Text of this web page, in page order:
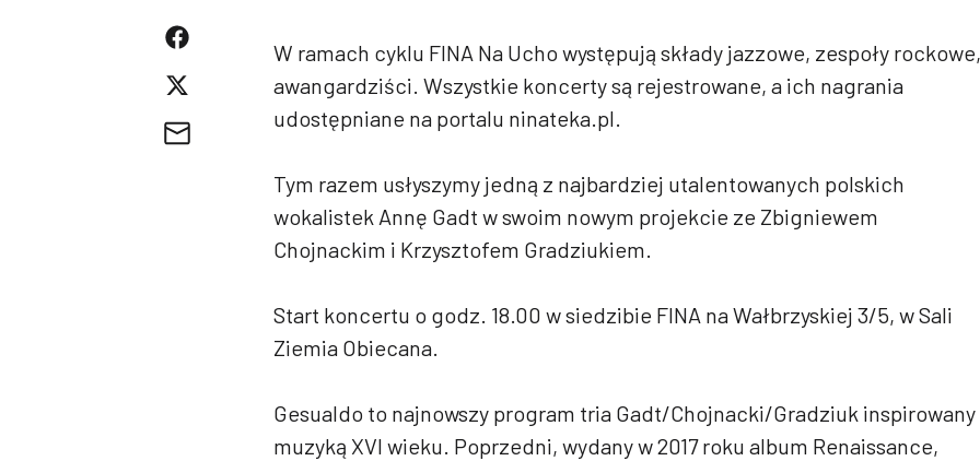
W ramach cyklu FINA Na Ucho występują składy jazzowe, zespoły rockowe,
awangardziści. Wszystkie koncerty są rejestrowane, a ich nagrania
udostępniane na portalu ninateka.pl.
Tym razem usłyszymy jedną z najbardziej utalentowanych polskich
wokalistek Annę Gadt w swoim nowym projekcie ze Zbigniewem
Chojnackim i Krzysztofem Gradziukiem.
Start koncertu o godz. 18.00 w siedzibie FINA na Wałbrzyskiej 3/5, w Sali
Ziemia Obiecana.
Gesualdo to najnowszy program tria Gadt/Chojnacki/Gradziuk inspirowany
muzyką XVI wieku. Poprzedni, wydany w 2017 roku album Renaissance,